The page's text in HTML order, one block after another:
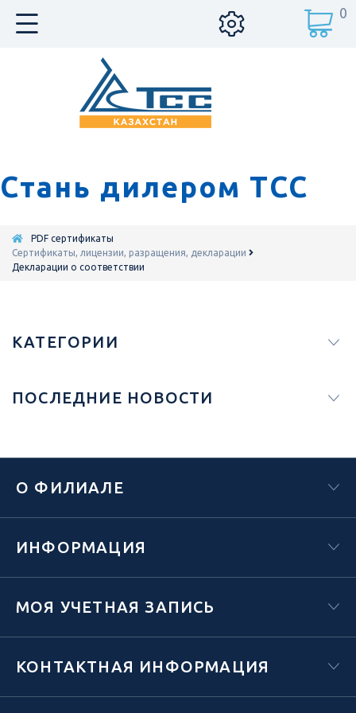
Стань дилером ТСС
0
PDF сертификаты
Сертификаты, лицензии, разращения, декларации
Декларации о соответствии
КАТЕГОРИИ
ПОСЛЕДНИЕ НОВОСТИ
О ФИЛИАЛЕ
ИНФОРМАЦИЯ
МОЯ УЧЕТНАЯ ЗАПИСЬ
КОНТАКТНАЯ ИНФОРМАЦИЯ